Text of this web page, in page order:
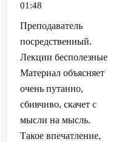
01:48
Преподаватель
посредственный.
Лекции бесполезные
Материал объясняет
очень путанно,
сбивчиво, скачет с
мысли на мысль.
Такое впечатление,